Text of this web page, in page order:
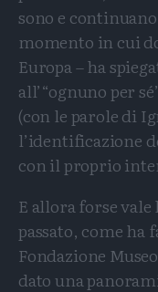
sono e
momento in cui
Europa – ha
all’“ognuno per
(con le parole di
l’identificazione
con il proprio
E allora forse
passato, come ha
Fondazione
dato una